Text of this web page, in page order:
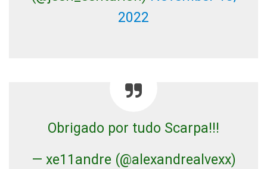
2022
Obrigado por tudo Scarpa!!!
— xe11andre (@alexandrealvexx)